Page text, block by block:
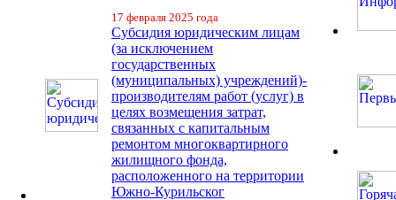
17 февраля 2025 года
Субсидия юридическим лицам
(за исключением
государственных
(муниципальных) учреждений)-
производителям работ (услуг) в
целях возмещения затрат,
связанных с капитальным
ремонтом многоквартирного
жилищного фонда,
расположенного на территории
Южно-Курильског